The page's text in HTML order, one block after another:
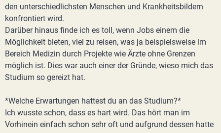
den unterschiedlichsten Menschen und Krankheitsbildern
konfrontiert wird.
Darüber hinaus finde ich es toll, wenn Jobs einem die
Möglichkeit bieten, viel zu reisen, was ja beispielsweise im
Bereich Medizin durch Projekte wie Ärzte ohne Grenzen
möglich ist. Dies war auch einer der Gründe, wieso mich das
Studium so gereizt hat.
*Welche Erwartungen hattest du an das Studium?*
Ich wusste schon, dass es hart wird. Das hört man im
Vorhinein einfach schon sehr oft und aufgrund dessen hatte